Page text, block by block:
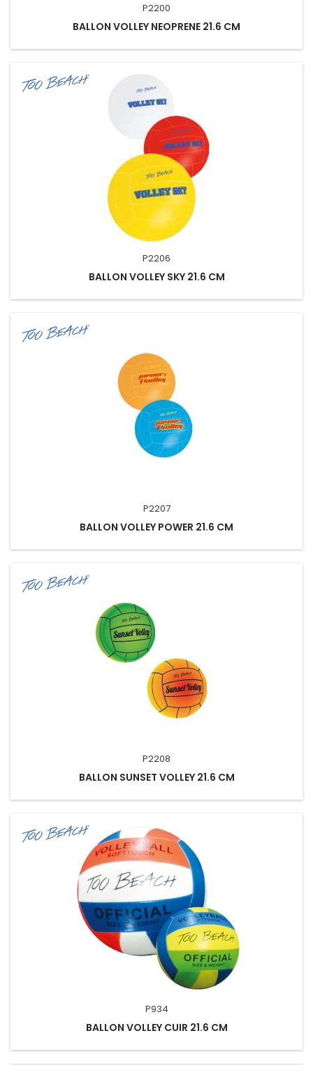
P2200
BALLON VOLLEY NEOPRENE 21.6 CM
P2206
BALLON VOLLEY SKY 21.6 CM
P2207
BALLON VOLLEY POWER 21.6 CM
P2208
BALLON SUNSET VOLLEY 21.6 CM
P934
BALLON VOLLEY CUIR 21.6 CM